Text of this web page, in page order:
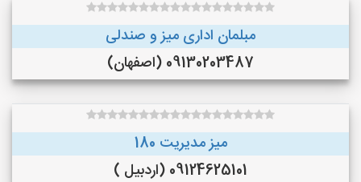
مبلمان اداری میز و صندلی
09130203487 (اصفهان)
میز مدیریت 180
09124625101 (اردبیل )